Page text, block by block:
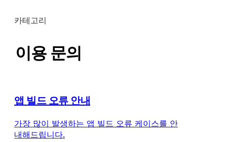
카테고리
이용 문의
앱 빌드 오류 안내
가장 많이 발생하는 앱 빌드 오류 케이스를 안
내해드립니다.